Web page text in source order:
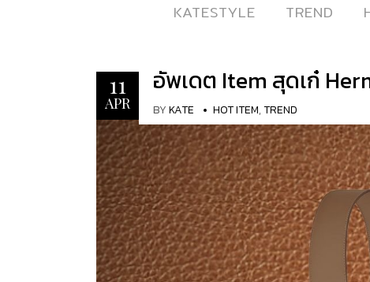
KATESTYLE
KATESTYLE TREND
TREND
11
APR
อัพเดต Item สุดเก๋
BYKATE HOT ITEM,TREND